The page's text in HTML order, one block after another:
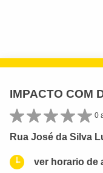
IMPACTO COM
0
Rua José da Silva
ver horario de